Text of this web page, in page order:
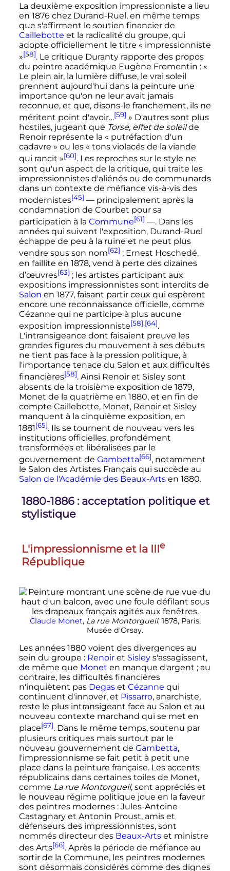
La deuxième exposition impressionniste a lieu
en 1876 chez Durand-Ruel, en même temps
que s'affirment le soutien financier de
Caillebotte et la radicalité du groupe, qui
adopte officiellement le titre « impressionniste
»[58]. Le critique Duranty rapporte des propos
du peintre académique Eugène Fromentin : «
Le plein air, la lumière diffuse, le vrai soleil
prennent aujourd'hui dans la peinture une
importance qu'on ne leur avait jamais
reconnue, et que, disons-le franchement, ils ne
méritent point d'avoir…[59] » D'autres sont plus
hostiles, jugeant que Torse, effet de soleilde
Renoir représente la « putréfaction d'un
cadavre » ou les « tons violacés de la viande
qui rancit »[60]. Les reproches sur le style ne
sont qu'un aspect de la critique, qui traite les
impressionnistes d'aliénés ou de communards
dans un contexte de méfiance vis-à-vis des
modernistes[45] — principalement après la
condamnation de Courbet pour sa
participation à la Commune[61] —. Dans les
années qui suivent l'exposition, Durand-Ruel
échappe de peu à la ruine et ne peut plus
vendre sous son nom[62] ; Ernest Hoschedé,
en faillite en 1878, vend à perte des dizaines
d’œuvres[63] ; les artistes participant aux
expositions impressionnistes sont interdits de
Salon en 1877, faisant partir ceux qui espèrent
encore une reconnaissance officielle, comme
Cézanne qui ne participe à plus aucune
exposition impressionniste[58],[64].
L'intransigeance dont faisaient preuve les
grandes figures du mouvement à ses débuts
ne tient pas face à la pression politique, à
l'importance tenace du Salon et aux difficultés
financières[58]. Ainsi Renoir et Sisley sont
absents de la troisième exposition de 1879,
Monet de la quatrième en 1880, et en fin de
compte Caillebotte, Monet, Renoir et Sisley
manquent à la cinquième exposition, en
1881[65]. Ils se tournent de nouveau vers les
institutions officielles, profondément
transformées et libéralisées par le
gouvernement de Gambetta[66], notamment
le Salon des Artistes Français qui succède au
Salon de l'Académie des Beaux-Artsen 1880.
1880-1886 : acceptation politique et
stylistique
L'impressionnisme et la IIIe
République
Claude Monet, La rue Montorgueil, 1878, Paris,
Musée d'Orsay.
Les années 1880 voient des divergences au
sein du groupe : Renoiret Sisleys'assagissent,
de même que Monet en manque d'argent ; au
contraire, les difficultés financières
n'inquiètent pas Degaset Cézanne qui
continuent d'innover, et Pissarro, anarchiste,
reste le plus intransigeant face au Salon et au
nouveau contexte marchand qui se met en
place[67]. Dans le même temps, soutenu par
plusieurs critiques mais surtout par le
nouveau gouvernement de Gambetta,
l'impressionnisme se fait petit à petit une
place dans la peinture française. Les accents
républicains dans certaines toiles de Monet,
comme La rue Montorgueil, sont appréciés et
le nouveau régime politique joue en la faveur
des peintres modernes : Jules-Antoine
Castagnary et Antonin Proust, amis et
défenseurs des impressionnistes, sont
nommés directeur des Beaux-Artset ministre
des Arts[66]. Après la période de méfiance au
sortir de la Commune, les peintres modernes
sont désormais considérés comme des dignes